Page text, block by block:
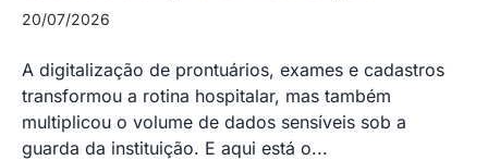
20/07/2026
A digitalização de prontuários, exames e cadastros
transformou a rotina hospitalar, mas também
multiplicou o volume de dados sensíveis sob a
guarda da instituição. E aqui está o...